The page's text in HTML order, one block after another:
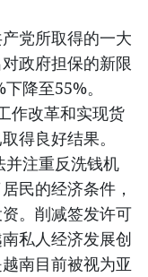
党所取得的一大
政府担保的新限
降至55%。
作改革和实现货
得良好结果。
并注重反洗钱机
民的经济条件，
。削减签发许可
私人经济发展创
南目前被视为亚